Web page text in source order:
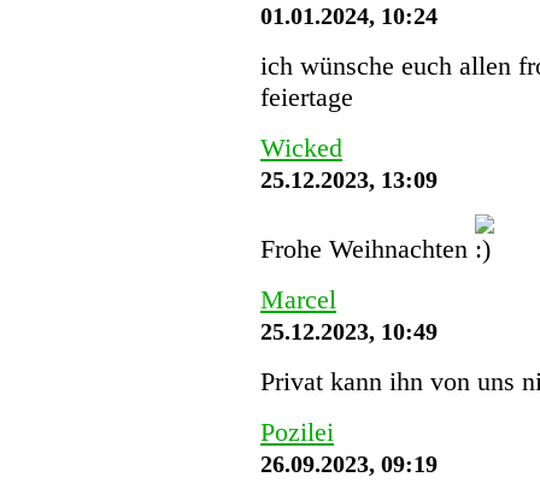
01.01.2024, 10:24
ich wünsche euch allen
feiertage
Wicked
25.12.2023, 13:09
Frohe Weihnachten
Marcel
25.12.2023, 10:49
Privat kann ihn von uns
Pozilei
26.09.2023, 09:19